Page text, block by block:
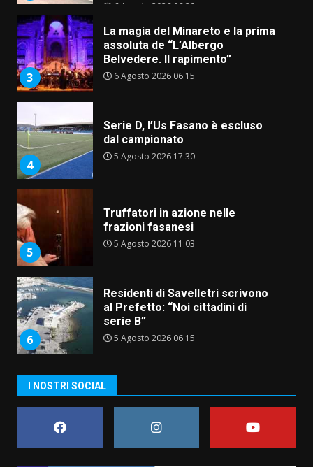
6 Agosto 2026 06:20
3
La magia del Minareto e la prima
assoluta de “L’Albergo
Belvedere. Il rapimento”
6 Agosto 2026 06:15
4
Serie D, l’Us Fasano è escluso
dal campionato
5 Agosto 2026 17:30
5
Truffatori in azione nelle
frazioni fasanesi
5 Agosto 2026 11:03
6
Residenti di Savelletri scrivono
al Prefetto: “Noi cittadini di
serie B”
5 Agosto 2026 06:15
Pesce Spada: appuntamento a
sabato 8 agosto
5 Agosto 2026 06:10
I NOSTRI SOCIAL